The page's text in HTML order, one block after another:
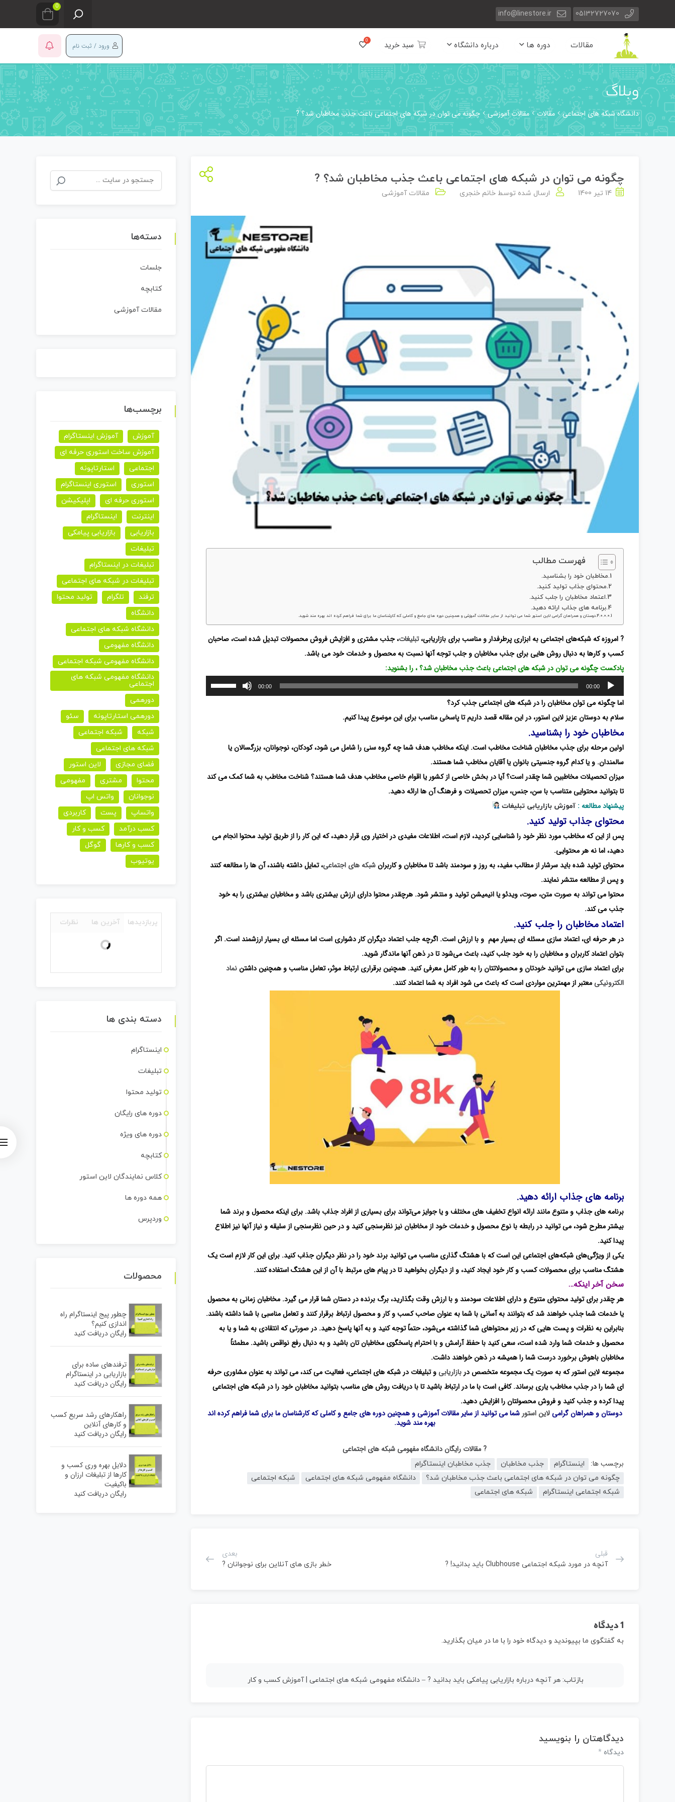
05132727070
info@linestore.ir
0
مقالات دوره ها درباره دانشگاه سبد خرید ورود / ثبت نام
وبلاگ
دانشگاه شبکه های اجتماعی مقالات مقالات آموزشی چگونه می توان در شبکه های اجتماعی باعث جذب مخاطبان شد؟ ?
چگونه می توان در شبکه های اجتماعی باعث جذب مخاطبان شد؟ ?
14 تیر 1400 ارسال شده توسط خانم خنجری مقالات آموزشی
فهرست مطالب
مخاطبان خود را بشناسید.
محتوای جذاب تولید کنید.
اعتماد مخاطبان را جلب کنید.
برنامه های جذاب ارائه دهید.
دوستان و همراهان گرامی لاین استور شما می توانید از سایر مقالات آموزشی و همچنین دوره های جامع و کاملی که کارشناسان ما برای شما فراهم کرده اند بهره مند شوید.
? امروزه که شبکه‌های اجتماعی به ابزاری پرطرفدار و مناسب برای بازاریابی،تبلیغات، جذب مشتری و افزایش فروش محصولات تبدیل شده است، صاحبان
کسب و کارها به دنبال روش هایی برای جذب مخاطبان و جلب توجه آنها نسبت به محصول و خدمات خود می باشد.
پادکست چگونه می توان در شبکه های اجتماعی باعث جذب مخاطبان شد؟ ، را بشنوید:
پخش‌کننده
صوت
00:00
00:00
برای
افزایش
بالا
اما چگونه می توان مخاطبان را در شبکه های اجتماعی جذب کرد؟
سلام به دوستان عزیز لاین استور، در این مقاله قصد داریم تا پاسخی مناسب برای این موضوع پیدا کنیم.
مخاطبان خود را بشناسید.
اولین مرحله برای جذب مخاطبان شناخت مخاطب است. اینکه مخاطب هدف شما چه گروه سنی را شامل می شود، کودکان، نوجوانان، بزرگسالان یا
سالمندان. و یا کدام گروه جنسیتی بانوان یا آقایان مخاطب شما هستند.
میزان تحصیلات مخاطبین شما چقدر است؟ آیا در بخش خاصی از کشور یا اقوام خاصی مخاطب هدف شما هستند؟ شناخت مخاطب به شما کمک می کند
تا بتوانید محتوایی متناسب با سن، جنس، میزان تحصیلات و فرهنگ آن ها ارائه دهید.
پیشنهاد مطالعه : آموزش بازاریابی تبلیغات
محتوای جذاب تولید کنید.
پس از این که مخاطب مورد نظر خود را شناسایی کردید، لازم است، اطلاعات مفیدی در اختیار وی قرار دهید، که این کار را از طریق تولید محتوا انجام می
دهید، اما نه هر محتوایی.
محتوای تولید شده باید سرشار از مطالب مفید، به روز و سودمند باشد تا مخاطبان و کاربرانشبکه های اجتماعی، تمایل داشته باشند، آن ها را مطالعه کنند
و پس از مطالعه منتشر نمایند.
محتوا می تواند به صورت متن، صوت، ویدئو یا انیمیشن تولید و منتشر شود. هرچقدر محتوا دارای ارزش بیشتری باشد و مخاطبان بیشتری را به خود
جذب می کند.
اعتماد مخاطبان را جلب کنید.
در هر حرفه ای، اعتماد سازی مسئله ای بسیار مهم و با ارزش است. اگرچه جلب اعتماد دیگران کار دشواری است اما مسئله ای بسیار ارزشمند است. اگر
بتوان اعتماد کاربران و مخاطبان را به خود جلب کنید، باعث می‌شود تا در ذهن آنها ماندگار شوید.
برای اعتماد سازی می توانید خودتان و محصولاتتان را به طور کامل معرفی کنید. همچنین برقراری ارتباط موثر، تعامل مناسب و همچنین داشتننماد
الکترونیکیمعتبر از مهمترین مواردی است که باعث می شود افراد به شما اعتماد کنند.
برنامه های جذاب ارائه دهید.
برنامه های جذاب و متنوع مانند ارائه انواع تخفیف های مختلف و یا جوایز می‌تواند برای بسیاری از افراد جذاب باشد. برای اینکه محصول و برند شما
بیشتر مطرح شود، می توانید در رابطه با نوع محصول و خدمات خود از مخاطبان نیز نظرسنجی کنید و در حین نظرسنجی از سلیقه و نیاز آنها نیز اطلاع
پیدا کنید.
یکی از ویژگی‌های شبکه‌های اجتماعی این است که با هشتگ گذاری مناسب می توانید برند خود را در نظر دیگران جذاب کنید. برای این کار لازم است یک
هشتگ مناسب برای محصولات کسب و کار خود ایجاد کنید، و از دیگران بخواهید تا در پیام های مرتبط با آن از این هشتگ استفاده کنند.
سخن آخر اینکه…
هر چقدر برای تولید محتوای متنوع و دارای اطلاعات سودمند و با ارزش وقت بگذارید، برگ برنده در دستان شما قرار می گیرد. مخاطبان زمانی به محصول
یا خدمات شما جذب خواهند شد که بتوانند به آسانی با شما به عنوان صاحب کسب و کار و محصول ارتباط برقرار کنند و تعامل مناسبی با شما داشته باشند.
بنابراین به نظرات و پست هایی که در زیر محتواهای شما گذاشته می‌شود، حتماً توجه کنید و به آنها پاسخ دهید. در صورتی که انتقادی به شما و یا به
محصول و خدمات شما وارد شده است، سعی کنید با حفظ آرامش و با احترام پاسخگوی مخاطبان تان باشید و به دنبال رفع نواقص باشید. مطمئناً
مخاطبان باهوش برخورد درست شما را همیشه در ذهن خواهند داشت.
مجموعه لاین استور که به صورت یک مجموعه متخصص در بازاریابیو تبلیغات در شبکه های اجتماعی، فعالیت می کند، می تواند به عنوان مشاوری حرفه
ای شما را در جذب مخاطب یاری برساند. کافی است با ما در ارتباط باشید تا با دریافت روش های مناسب بتوانید مخاطبان خود را در شبکه های اجتماعی
پیدا کرده و جذب کنید و فروش محصولتان را افزایش دهید.
دوستان و همراهان گرامیلاین استور شما می توانید از سایر مقالات آموزشی و همچنین دوره های جامع و کاملی که کارشناسان ما برای شما فراهم کرده اند
بهره مند شوید.
? مقالات رایگان دانشگاه مفهومی شبکه های اجتماعی
برچسب ها:
اینستاگرام جذب مخاطبان
جذب مخاطبان اینستاگرام
چگونه می توان در شبکه های اجتماعی باعث جذب مخاطبان شد؟
دانشگاه مفهومی شبکه های اجتماعی
شبکه اجتماعی
شبکه اجتماعی اینستاگرام
شبکه های اجتماعی
قبلی
آنچه در مورد شبکه اجتماعی Clubhouse باید بدانید! ?
بعدی
خطر بازی های آنلاین برای نوجوانان ?
1 دیدگاه
به گفتگوی ما بپیوندید و دیدگاه خود را با ما در میان بگذارید.
بازتاب: هر آنچه درباره بازاریابی پیامکی باید بدانید ? – دانشگاه مفهومی شبکه های اجتماعی | آموزش کسب و کار
دیدگاهتان را بنویسید
دیدگاه *
جستجو
برای:
دسته‌ها
جلسات
کتابچه
مقالات آموزشی
برچسب‌ها
آموزش
آموزش اینستاگرام
آموزش ساخت استوری حرفه ای
اجتماعی
استارتاپونه
استوری
استوری اینستاگرام
استوری حرفه ای
اپلیکیشن
اینترنت
اینستاگرام
بازاریابی
بازاریابی پیامکی
تبلیغات
تبلیغات در اینستاگرام
تبلیغات در شبکه های اجتماعی
ترفند
تلگرام
تولید محتوا
دانشگاه
دانشگاه شبکه های اجتماعی
دانشگاه مفهومی
دانشگاه مفهومی شبکه اجتماعی
دانشگاه مفهومی شبکه های
اجتماعی
دورهمی
دورهمی استارتاپونه
سئو
شبکه
شبکه اجتماعی
شبکه های اجتماعی
فضای مجازی
لاین استور
محتوا
مشتری
مفهومی
نوجوانان
واتس اپ
واتساپ
پست
کاربردی
کسب درآمد
کسب و کار
کسب و کارها
گوگل
یوتیوب
پربازدیدها آخرین ها نظرات
دسته بندی ها
اینستاگرام
تبلیغات
تولید محتوا
دوره های رایگان
دوره های ویژه
کتابچه
کلاس نمایندگان لاین استور
همه دوره ها
وردپرس
محصولات
چطور پیج اینستاگرام راه
اندازی کنیم؟
رایگان دریافت کنید
ترفندهای ساده برای
بازاریابی در اینستاگرام
رایگان دریافت کنید
راهکارهای رشد سریع کسب
و کارهای آنلاین
رایگان دریافت کنید
دلایل بهره وری کسب و
کارها از تبلیغات ارزان و
باکیفیت
رایگان دریافت کنید